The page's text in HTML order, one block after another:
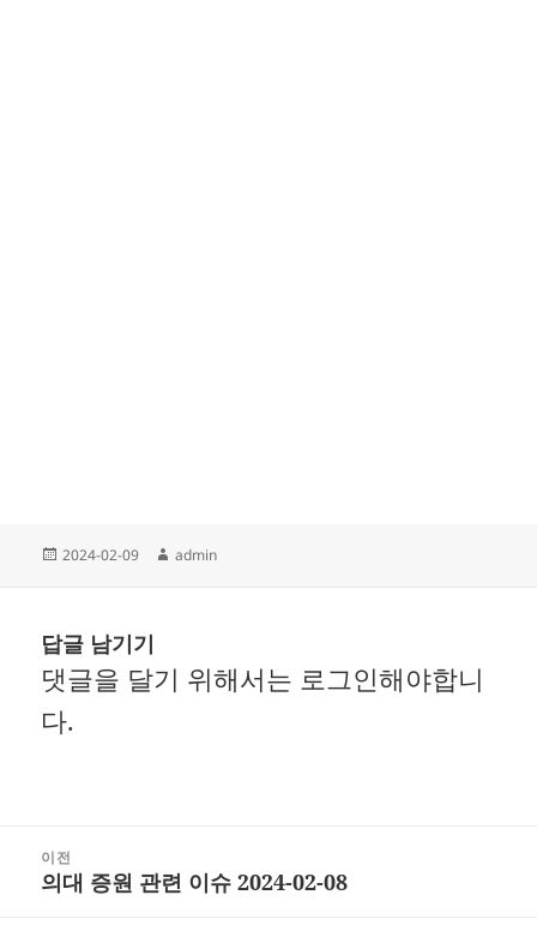
작
2024-02-09
글
admin
답글 남기기
댓글을 달기 위해서는 로그인해야합니
다.
이전
이
의대 증원 관련 이슈 2024-02-08